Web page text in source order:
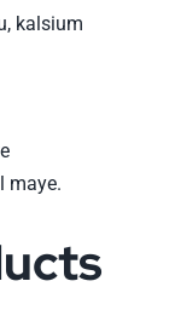
kalsium
maye.